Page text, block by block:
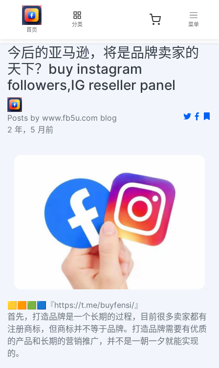
首页
分类 菜单
今后的亚马逊，将是品牌卖家的
天下？buy instagram
followers,IG reseller panel
Posts by www.fb5u.com blog
2 年，5 月前
🟨🟧🟩🟦『https://t.me/buyfensi/』
首先，打造品牌是一个长期的过程，目前很多卖家都有
注册商标，但商标并不等于品牌。打造品牌需要有优质
的产品和长期的营销推广，并不是一朝一夕就能实现
的。